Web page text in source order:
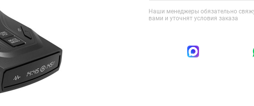
Наши менеджеры обязательно
вами и уточнят условия заказа